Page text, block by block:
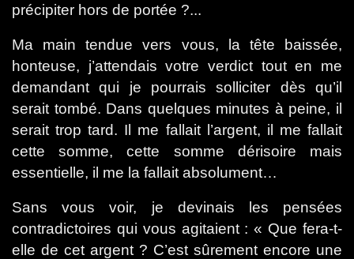
précipiter hors de portée ?...
Ma main tendue vers vous, la tête baissée,
honteuse, j’attendais votre verdict tout en me
demandant qui je pourrais solliciter dès qu’il
serait tombé. Dans quelques minutes à peine, il
serait trop tard. Il me fallait l’argent, il me fallait
cette somme, cette somme dérisoire mais
essentielle, il me la fallait absolument…
Sans vous voir, je devinais les pensées
contradictoires qui vous agitaient : « Que fera-t-
elle de cet argent ? C’est sûrement encore une